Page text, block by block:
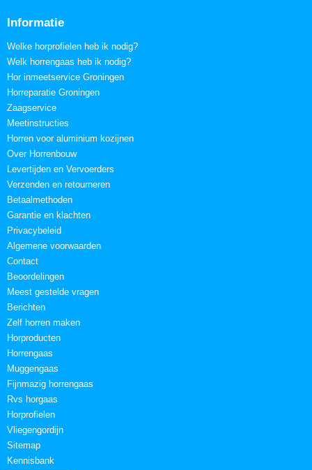
Informatie
Welke horprofielen heb ik nodig?
Welk horrengaas heb ik nodig?
Hor inmeetservice Groningen
Horreparatie Groningen
Zaagservice
Meetinstructies
Horren voor aluminium kozijnen
Over Horrenbouw
Levertijden en Vervoerders
Verzenden en retourneren
Betaalmethoden
Garantie en klachten
Privacybeleid
Algemene voorwaarden
Contact
Beoordelingen
Meest gestelde vragen
Berichten
Zelf horren maken
Horproducten
Horrengaas
Muggengaas
Fijnmazig horrengaas
Rvs horgaas
Horprofielen
Vliegengordijn
Sitemap
Kennisbank